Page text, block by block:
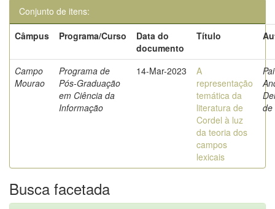
Conjunto de itens:
Câmpus
Programa/Curso
Data do
documento
Título
Campo
Mourao
Programa de
Pós-Graduação
em Ciência da
Informação
14-Mar-2023
A
representação
temática da
literatura de
Cordel à luz
da teoria dos
campos
lexicais
de
Busca facetada